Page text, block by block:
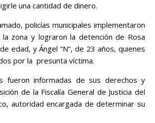
una cantidad de dinero.
policías municipales implementaron
zona y lograron la detención de Rosa
edad, y Ángel “N”, de 23 años, quienes
por la presunta víctima.
fueron informadas de sus derechos y
de la Fiscalía General de Justicia del
autoridad encargada de determinar su